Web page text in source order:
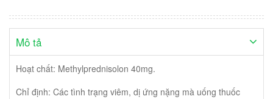
Mô tả
Hoạt chất: Methylprednisolon 40mg.
Chỉ định: Các tình trạng viêm, dị ứng nặng mà uống thuốc